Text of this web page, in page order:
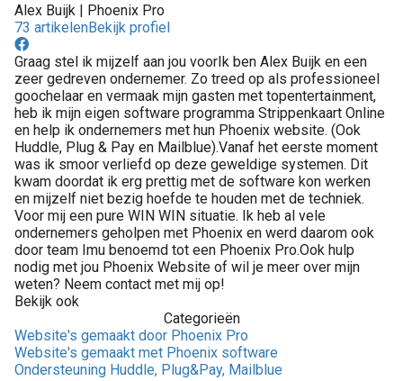
Alex Buijk | Phoenix Pro
73 artikelenBekijk profiel
Graag stel ik mijzelf aan jou voorIk ben Alex Buijk en een
zeer gedreven ondernemer. Zo treed op als professioneel
goochelaar en vermaak mijn gasten met topentertainment,
heb ik mijn eigen software programma Strippenkaart Online
en help ik ondernemers met hun Phoenix website. (Ook
Huddle, Plug & Pay en Mailblue).Vanaf het eerste moment
was ik smoor verliefd op deze geweldige systemen. Dit
kwam doordat ik erg prettig met de software kon werken
en mijzelf niet bezig hoefde te houden met de techniek.
Voor mij een pure WIN WIN situatie. Ik heb al vele
ondernemers geholpen met Phoenix en werd daarom ook
door team Imu benoemd tot een Phoenix Pro.Ook hulp
nodig met jou Phoenix Website of wil je meer over mijn
weten? Neem contact met mij op!
Bekijk ook
Categorieën
Website's gemaakt door Phoenix Pro
Website's gemaakt met Phoenix software
Ondersteuning Huddle, Plug&Pay, Mailblue